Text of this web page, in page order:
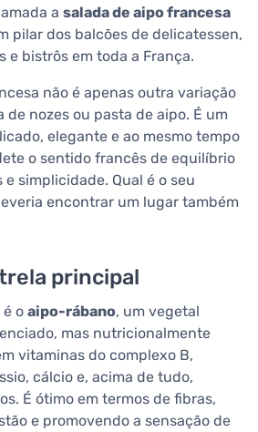
a salada de aipo francesa
pilar dos balcões de delicatessen,
e bistrôs em toda a França.
não é apenas outra variação
nozes ou pasta de aipo. É um
elegante e ao mesmo tempo
o sentido francês de equilíbrio
simplicidade. Qual é o seu
encontrar um lugar também
principal
o aipo-rábano, um vegetal
mas nutricionalmente
vitaminas do complexo B,
cálcio e, acima de tudo,
É ótimo em termos de fibras,
e promovendo a sensação de